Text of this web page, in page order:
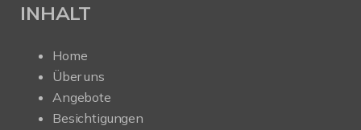
INHALT
Home
Über uns
Angebote
Besichtigungen